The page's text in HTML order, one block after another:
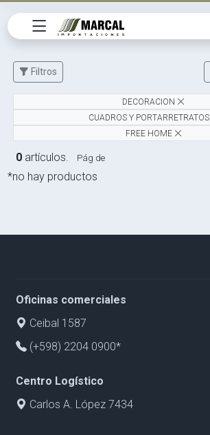
Filtros
DECORACION
CUADROS Y PORTARRETRATOS
FREE HOME
*no hay productos
0 artículos. Pág de
Oficinas comerciales
Ceibal 1587
(+598) 2204 0900*
Centro Logístico
Carlos A. López 7434